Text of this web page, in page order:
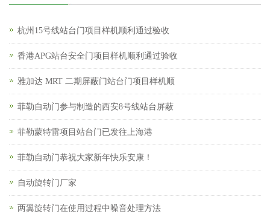
杭州15号线站台门项目样机顺利通过验收
香港APG站台安全门项目样机顺利通过验收
雅加达 MRT 二期屏蔽门站台门项目样机顺
菲勒自动门参与制造的西安8号线站台屏蔽
菲勒蒙特雷项目站台门已发往上海港
菲勒自动门恭祝大家新年快乐安康！
自动旋转门厂家
两翼旋转门在使用过程中噪音处理方法